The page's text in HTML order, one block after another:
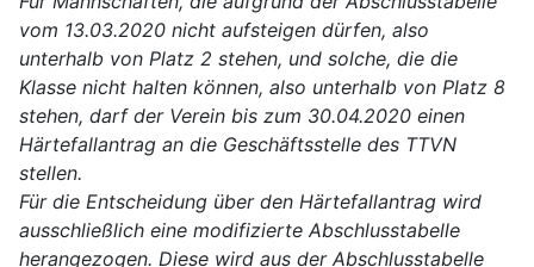
vom 13.03.2020 nicht aufsteigen dürfen, also
unterhalb von Platz 2 stehen, und solche, die die
Klasse nicht halten können, also unterhalb von Platz 8
stehen, darf der Verein bis zum 30.04.2020 einen
Härtefallantrag an die Geschäftsstelle des TTVN
stellen.
Für die Entscheidung über den Härtefallantrag wird
ausschließlich eine modifizierte Abschlusstabelle
herangezogen. Diese wird aus der Abschlusstabelle